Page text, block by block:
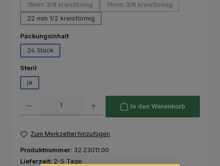
18mm 3/8 kreisförmig
(Diese Option ist zurzeit nicht verfügbar.)
19mm 3/8 kreisförmig
(Diese Option ist zurzeit
22 mm 1/2 kreisförmig
Packungsinhaltauswählen
24 Stück
Steril
ja
In den Warenkorb
Zum Merkzettel hinzufügen
Produktnummer: 32.Z3011.00
Lieferzeit: 2-5 Tage